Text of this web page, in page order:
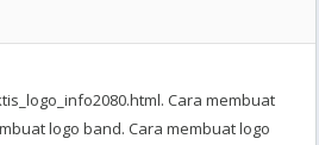
Cara membuat
logo band. Cara membuat logo